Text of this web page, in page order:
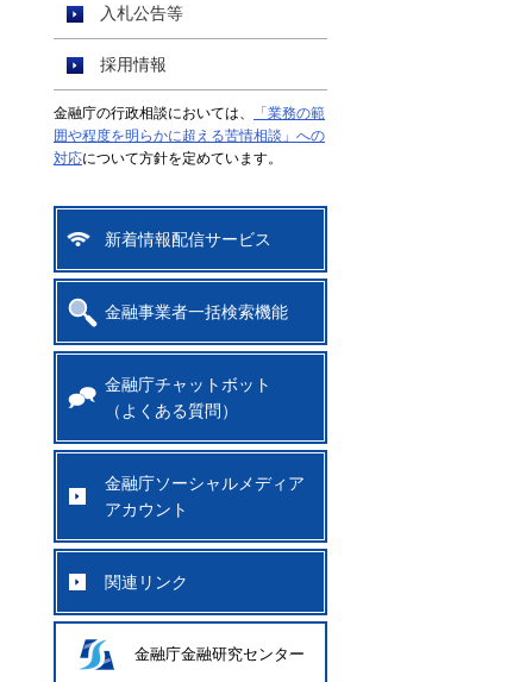
入札公告等
採用情報
金融庁の行政相談においては、
「業務の範
囲や程度を明らかに超える苦情相談」への
対応について方針を定めています。
新着情報配信サービス
金融事業者一括検索機能
金融庁チャットボット
（よくある質問）
金融庁ソーシャルメディア
アカウント
関連リンク
金融庁金融研究センター